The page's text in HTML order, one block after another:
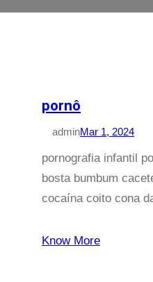
pornô
adminMar 1, 2024
pornografia infantil
bosta bumbum
cocaína coito cona
Know More